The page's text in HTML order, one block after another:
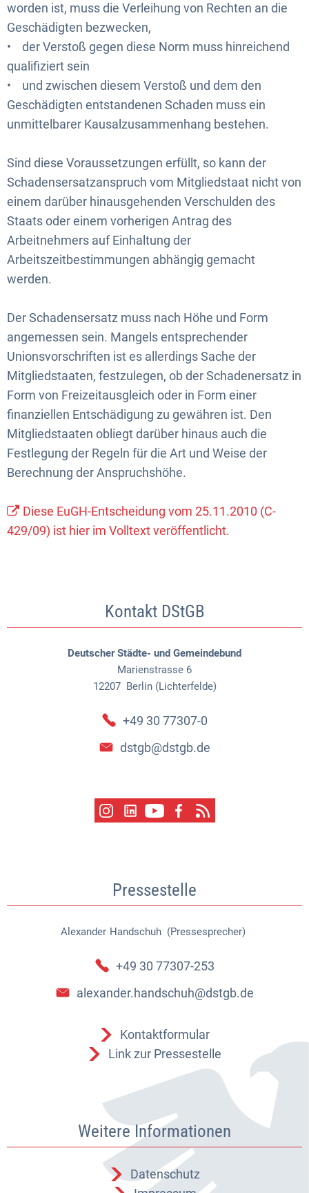
worden ist, muss die Verleihung von Rechten an die
Geschädigten bezwecken,
• der Verstoß gegen diese Norm muss hinreichend
qualifiziert sein
• und zwischen diesem Verstoß und dem den
Geschädigten entstandenen Schaden muss ein
unmittelbarer Kausalzusammenhang bestehen.
Sind diese Voraussetzungen erfüllt, so kann der
Schadensersatzanspruch vom Mitgliedstaat nicht von
einem darüber hinausgehenden Verschulden des
Staats oder einem vorherigen Antrag des
Arbeitnehmers auf Einhaltung der
Arbeitszeitbestimmungen abhängig gemacht
werden.
Der Schadensersatz muss nach Höhe und Form
angemessen sein. Mangels entsprechender
Unionsvorschriften ist es allerdings Sache der
Mitgliedstaaten, festzulegen, ob der Schadenersatz in
Form von Freizeitausgleich oder in Form einer
finanziellen Entschädigung zu gewähren ist. Den
Mitgliedstaaten obliegt darüber hinaus auch die
Festlegung der Regeln für die Art und Weise der
Berechnung der Anspruchshöhe.
Diese EuGH-Entscheidung vom 25.11.2010 (C-
429/09) ist hier im Volltext veröffentlicht.
Kontakt DStGB
Deutscher Städte- und Gemeindebund
Marienstrasse 6
12207 Berlin (Lichterfelde)
+49 30 77307-0
dstgb@dstgb.de
Pressestelle
Alexander Handschuh (Pressesprecher)
Alexander Handschuh
+49 30 77307-253
alexander.handschuh@dstgb.de
Kontaktformular
Link zur Pressestelle
Weitere Informationen
Datenschutz